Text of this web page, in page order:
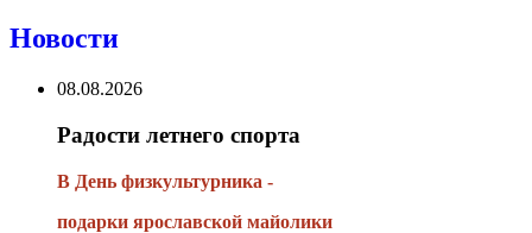
Новости
08.08.2026
Радости летнего спорта
В День физкультурника -
подарки ярославской майолики